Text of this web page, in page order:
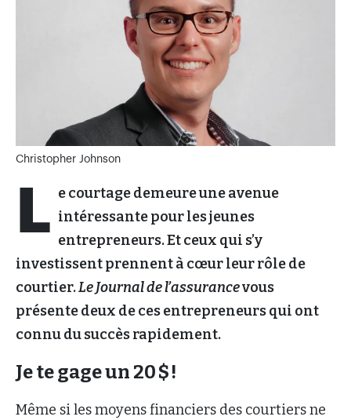
Christopher Johnson
L e courtage demeure une avenue
intéressante pour les jeunes
entrepreneurs. Et ceux qui s’y
investissent prennent à cœur leur rôle de
courtier.Le Journal de l’assurancevous
présente deux de ces entrepreneurs qui ont
connu du succès rapidement.
Je te gage un 20 $ !
Même si les moyens financiers des courtiers ne